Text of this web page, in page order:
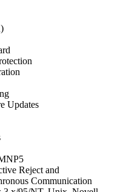
Updates
Reject and
Communication